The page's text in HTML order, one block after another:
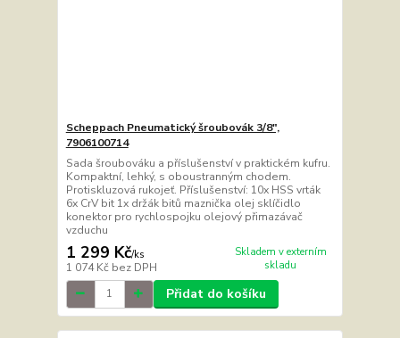
Scheppach Pneumatický šroubovák 3/8",
7906100714
Sada šroubováku a příslušenství v praktickém kufru.
Kompaktní, lehký, s oboustranným chodem.
Protiskluzová rukojeť. Příslušenství: 10x HSS vrták
6x CrV bit 1x držák bitů maznička olej sklíčidlo
konektor pro rychlospojku olejový přimazávač
vzduchu
1 299 Kč/ks
1 074 Kč bez DPH
Skladem v externím
skladu
Přidat do košíku